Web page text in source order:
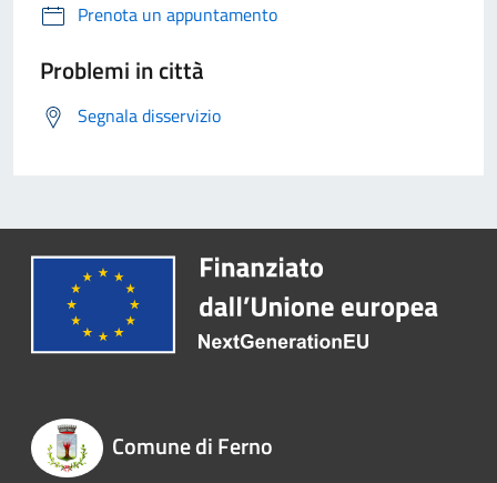
Prenota un appuntamento
Problemi in città
Segnala disservizio
Comune di Ferno